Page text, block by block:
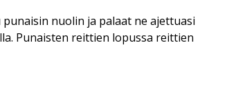
nuolin ja palaat ne ajettuasi
Punaisten reittien lopussa reittien